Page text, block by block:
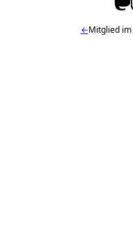
←Mitglied im